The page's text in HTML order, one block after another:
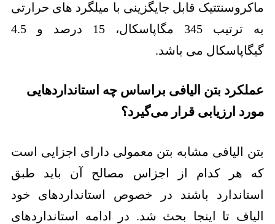
ماکروسنتتیک قابل جایگزینی با میلگرد های حرارتی
به ترتیب 345 مگاپاسکال، 15 درصد و 4.5
گیگاپاسکال می باشد.
عملکرد بتن الیافی براساس چه استانداردهایی
مورد ارزیابی قرار می‌گیرد؟
بتن الیافی مشابه بتن معمولی دارای اجزایی است
که هر کدام از اجزاس مصالح آن باید طبق
استاندارد باشند در خصوص استانداردهای خود
الیاف تا اینجا بحث شد. در ادامه استانداردهای